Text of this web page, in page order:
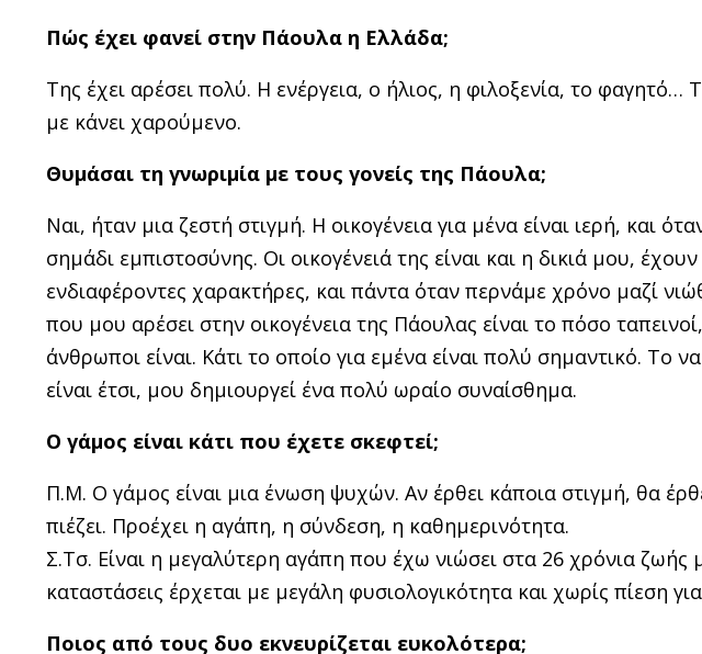
Πώς έχει φανεί στην Πάουλα η Ελλάδα;
Της έχει αρέσει πολύ. Η ενέργεια, ο ήλιος, η φιλοξενία, το φαγητό…
με κάνει χαρούμενο.
Θυμάσαι τη γνωριμία με τους γονείς της Πάουλα;
Ναι, ήταν μια ζεστή στιγμή. Η οικογένεια για μένα είναι ιερή, και
σημάδι εμπιστοσύνης. Οι οικογένειά της είναι και η δικιά μου,
ενδιαφέροντες χαρακτήρες, και πάντα όταν περνάμε χρόνο μαζί
που μου αρέσει στην οικογένεια της Πάουλας είναι το πόσο
άνθρωποι είναι. Κάτι το οποίο για εμένα είναι πολύ σημαντικό. Το
είναι έτσι, μου δημιουργεί ένα πολύ ωραίο συναίσθημα.
Ο γάμος είναι κάτι που έχετε σκεφτεί;
Π.Μ. Ο γάμος είναι μια ένωση ψυχών. Αν έρθει κάποια στιγμή, θα
πιέζει. Προέχει η αγάπη, η σύνδεση, η καθημερινότητα.
Σ.Τσ. Είναι η μεγαλύτερη αγάπη που έχω νιώσει στα 26 χρόνια ζωής
καταστάσεις έρχεται με μεγάλη φυσιολογικότητα και χωρίς πίεση
Ποιος από τους δυο εκνευρίζεται ευκολότερα;